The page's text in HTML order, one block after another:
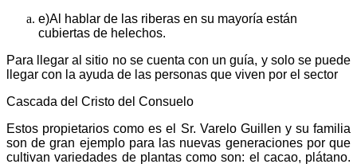
e)Al hablar de las riberas en su mayoría están
cubiertas de helechos.
Para llegar al sitio no se cuenta con un guía, y solo se puede
llegar con la ayuda de las personas que viven por el sector
Cascada del Cristo del Consuelo
Estos propietarios como es el Sr. Varelo Guillen y su familia
son de gran ejemplo para las nuevas generaciones por que
cultivan variedades de plantas como son: el cacao, plátano.